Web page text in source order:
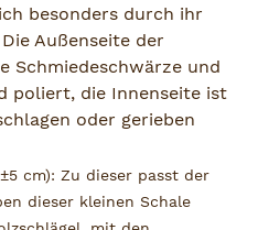
besonders durch ihr
Außenseite der
Schmiedeschwärze und
poliert, die Innenseite ist
oder gerieben
lang anhaltenden,
Klang. Daher sind die
und Therapie
cm): Zu dieser passt der
dieser kleinen Schale